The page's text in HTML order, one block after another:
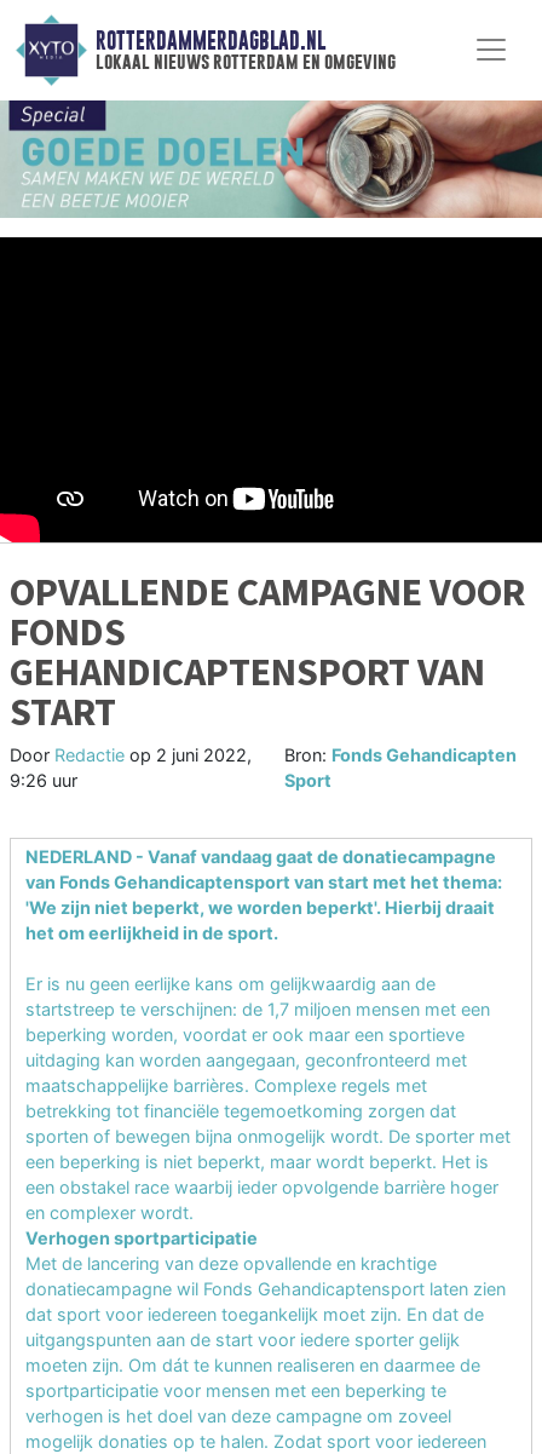
ROTTERDAMMERDAGBLAD.NL
lokaal nieuws rotterdam en omgeving
OPVALLENDE CAMPAGNE VOOR
FONDS
GEHANDICAPTENSPORT VAN
START
Door Redactie op 2 juni 2022,
9:26 uur
Bron: Fonds Gehandicapten
Sport
NEDERLAND - Vanaf vandaag gaat de donatiecampagne
van Fonds Gehandicaptensport van start met het thema:
'We zijn niet beperkt, we worden beperkt'. Hierbij draait
het om eerlijkheid in de sport.
Er is nu geen eerlijke kans om gelijkwaardig aan de
startstreep te verschijnen: de 1,7 miljoen mensen met een
beperking worden, voordat er ook maar een sportieve
uitdaging kan worden aangegaan, geconfronteerd met
maatschappelijke barrières. Complexe regels met
betrekking tot financiële tegemoetkoming zorgen dat
sporten of bewegen bijna onmogelijk wordt. De sporter met
een beperking is niet beperkt, maar wordt beperkt. Het is
een obstakel race waarbij ieder opvolgende barrière hoger
en complexer wordt.
Verhogen sportparticipatie
Met de lancering van deze opvallende en krachtige
donatiecampagne wil Fonds Gehandicaptensport laten zien
dat sport voor iedereen toegankelijk moet zijn. En dat de
uitgangspunten aan de start voor iedere sporter gelijk
moeten zijn. Om dát te kunnen realiseren en daarmee de
sportparticipatie voor mensen met een beperking te
verhogen is het doel van deze campagne om zoveel
mogelijk donaties op te halen. Zodat sport voor iedereen